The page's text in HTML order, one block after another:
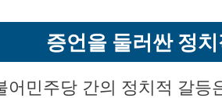
증언을 둘러싼 정
어민주당 간의 정치적 갈등